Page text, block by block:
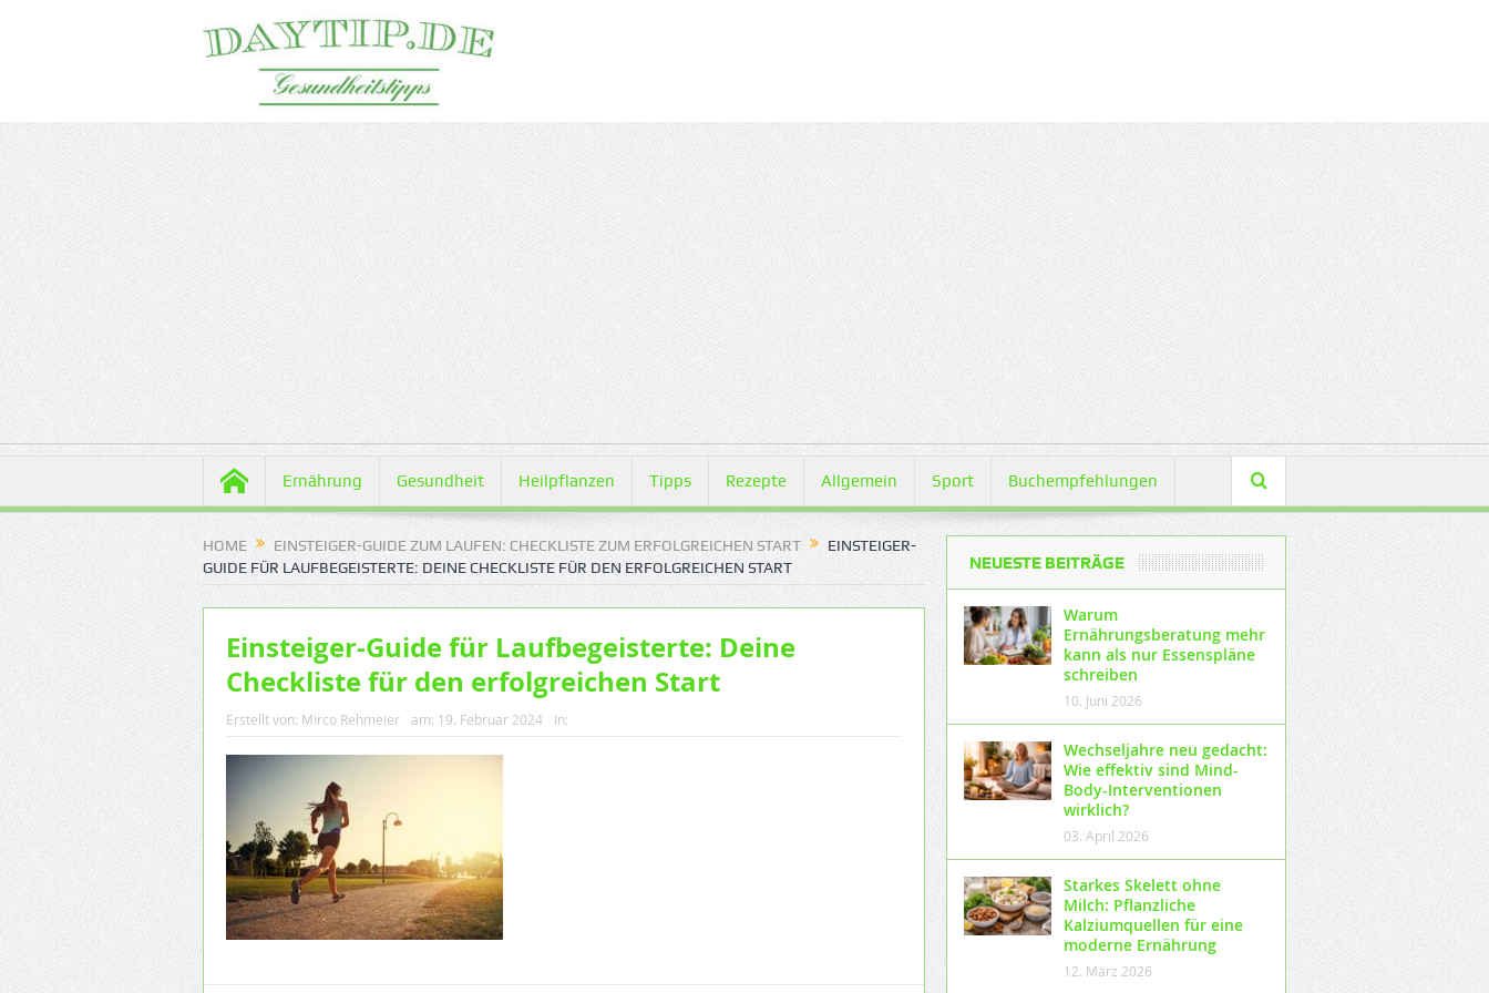
Ernährung Gesundheit Heilpflanzen Tipps Rezepte Allgemein Sport Buchempfehlungen
HOME EINSTEIGER-GUIDE ZUM LAUFEN: CHECKLISTE ZUM ERFOLGREICHEN START
EINSTEIGER-
GUIDE FÜR LAUFBEGEISTERTE: DEINE CHECKLISTE FÜR DEN ERFOLGREICHEN START
Einsteiger-Guide für Laufbegeisterte: Deine
Checkliste für den erfolgreichen Start
Erstellt von: Mirco Rehmeier am: 19. Februar 2024 In:
NEUESTE BEITRÄGE
Warum
Ernährungsberatung mehr
kann als nur Essenspläne
schreiben
10. Juni 2026
Wechseljahre neu gedacht:
Wie effektiv sind Mind-
Body-Interventionen
wirklich?
03. April 2026
Starkes Skelett ohne
Milch: Pflanzliche
Kalziumquellen für eine
moderne Ernährung
12. März 2026